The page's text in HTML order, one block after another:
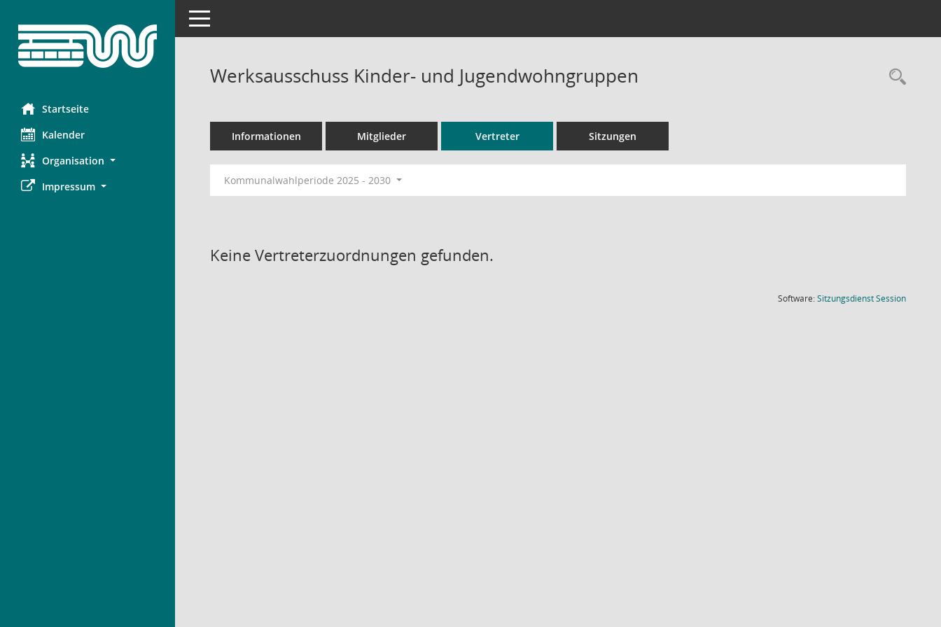
Startseite
Kalender
Organisation
Impressum
Toggle navigation
Werksausschuss Kinder- und Jugendwohngruppen
Informationen Mitglieder Vertreter Sitzungen
Kommunalwahlperiode 2025 - 2030
Keine Vertreterzuordnungen gefunden.
Software:SitzungsdienstSession(Wird in